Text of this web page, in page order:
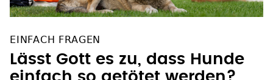
EINFACH FRAGEN
Lässt Gott es zu, dass Hunde